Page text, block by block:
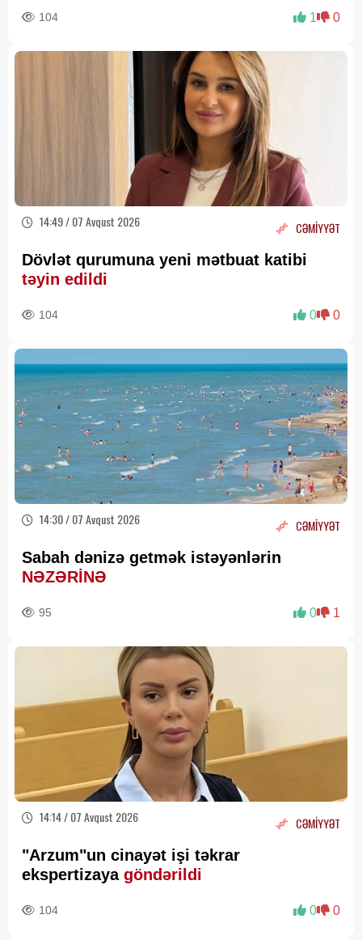
104 1 0
14:49 / 07 Avqust 2026 CƏMİYYƏT
Dövlət qurumuna yeni mətbuat katibi
təyin edildi
104 0 0
14:30 / 07 Avqust 2026 CƏMİYYƏT
Sabah dənizə getmək istəyənlərin
NƏZƏRİNƏ
95 0 1
14:14 / 07 Avqust 2026 CƏMİYYƏT
"Arzum"un cinayət işi təkrar
ekspertizaya göndərildi
104 0 0